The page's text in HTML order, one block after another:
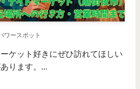
ワースポット
ケット好きにぜひ訪れてほしい
ります。...